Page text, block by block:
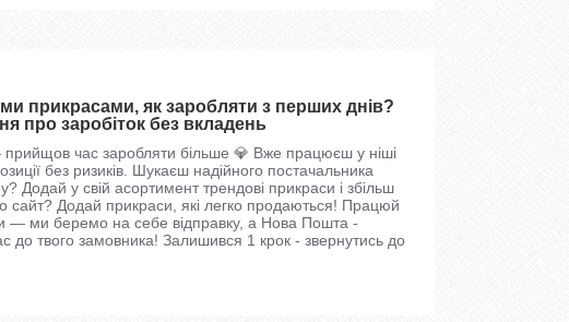
прикрасами, як заробляти з перших днів?
про заробіток без вкладень
час заробляти більше 💎 Вже працюєш у ніші
без ризиків. Шукаєш надійного постачальника
Додай у свій асортимент трендові прикраси і збільш
сайт? Додай прикраси, які легко продаються! Працюй
— ми беремо на себе відправку, а Нова Пошта -
до твого замовника! Залишився 1 крок - звернутись до